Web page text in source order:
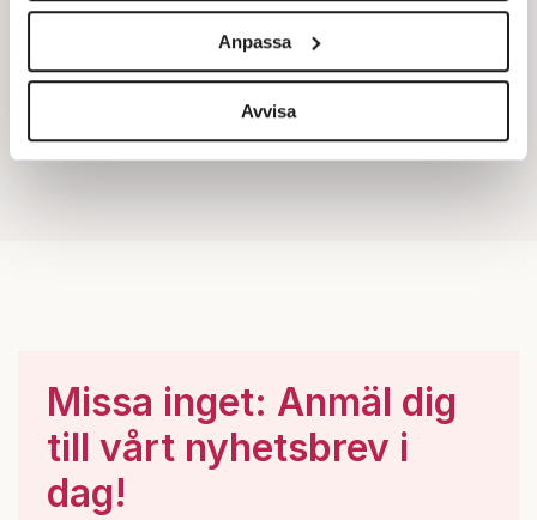
för sociala medier och analysera vår trafik. Vi
vidarebefordrar även sådana identifierare och annan
information från din enhet till de sociala medier och
annons- och analysföretag som vi samarbetar med.
Anpassa
Avvisa
Missa inget: Anmäl dig
till vårt nyhetsbrev i
dag!